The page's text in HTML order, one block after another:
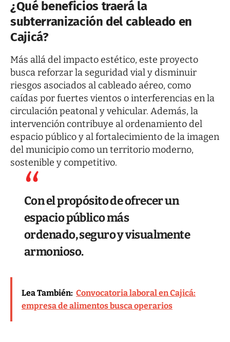
¿Qué beneficios traerá la
subterranización del cableado en
Cajicá?
Más allá del impacto estético, este proyecto
busca reforzar la seguridad vial y disminuir
riesgos asociados al cableado aéreo, como
caídas por fuertes vientos o interferencias en la
circulación peatonal y vehicular. Además, la
intervención contribuye al ordenamiento del
espacio público y al fortalecimiento de la imagen
del municipio como un territorio moderno,
sostenible y competitivo.
Con el propósito de ofrecer un
espacio público más
ordenado, seguro y visualmente
armonioso.
Lea También: Convocatoria laboral en Cajicá:
empresa de alimentos busca operarios